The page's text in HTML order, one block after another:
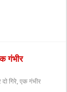
गंभीर
गिरे, एक गंभीर